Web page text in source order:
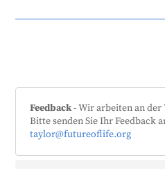
Feedback- Wir arbeiten an der
Bitte senden Sie Ihr Feedback
taylor@futureoflife.org